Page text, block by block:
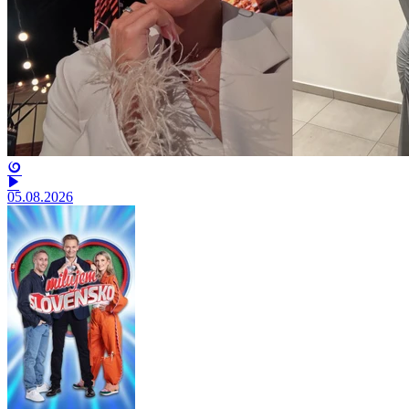
05.08.2026